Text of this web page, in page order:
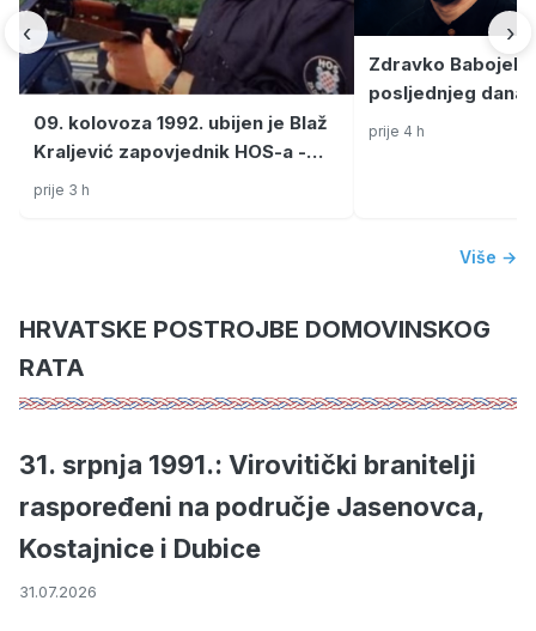
‹
09. kolovoza 1992. ubijen je Blaž
Kraljević zapovjednik HOS-a -
TUŽNO SJEĆANJE
prije 3 h
Zdravko
posljednjeg dana
prije 4 h
›
Više →
HRVATSKE POSTROJBE DOMOVINSKOG
RATA
31. srpnja 1991.: Virovitički branitelji
raspoređeni na područje Jasenovca,
Kostajnice i Dubice
31.07.2026